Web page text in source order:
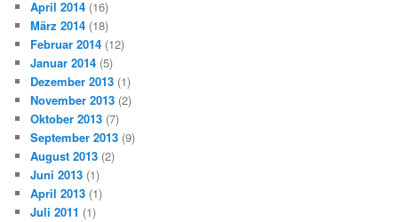
April 2014 (16)
März 2014 (18)
Februar 2014 (12)
Januar 2014 (5)
Dezember 2013 (1)
November 2013 (2)
Oktober 2013 (7)
September 2013 (9)
August 2013 (2)
Juni 2013 (1)
April 2013 (1)
Juli 2011 (1)